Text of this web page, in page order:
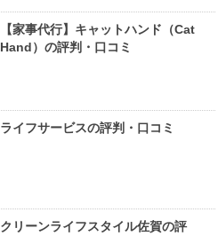
【家事代行】キャットハンド（Cat
Hand）の評判・口コミ
ライフサービスの評判・口コミ
クリーンライフスタイル佐賀の評